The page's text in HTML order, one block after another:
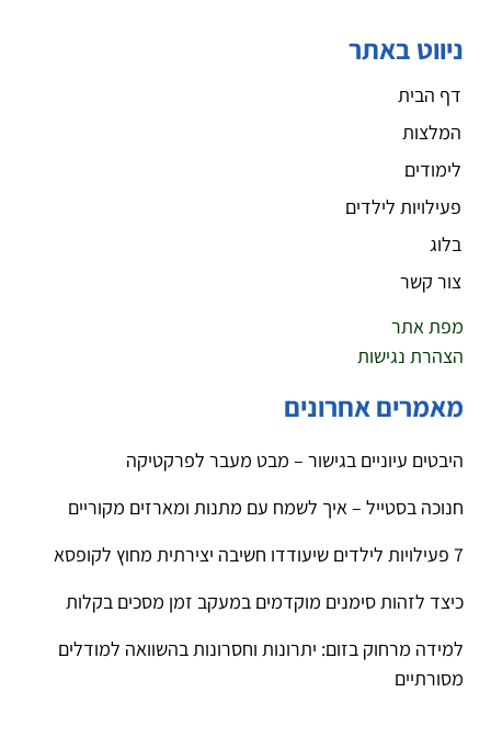
ניווט באתר
דף הבית
המלצות
לימודים
פעילויות לילדים
בלוג
צור קשר
מפת אתר
הצהרת נגישות
מאמרים אחרונים
היבטים עיוניים בגישור – מבט מעבר לפרקטיקה
חנוכה בסטייל – איך לשמח עם מתנות ומארזים מקוריים
7 פעילויות לילדים שיעודדו חשיבה יצירתית מחוץ לקופסא
כיצד לזהות סימנים מוקדמים במעקב זמן מסכים בקלות
למידה מרחוק בזום: יתרונות וחסרונות בהשוואה למודלים
מסורתיים